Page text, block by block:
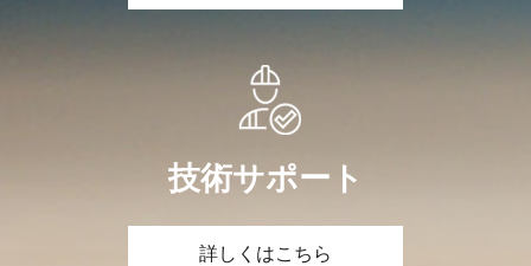
技術サポート
詳しくはこちら